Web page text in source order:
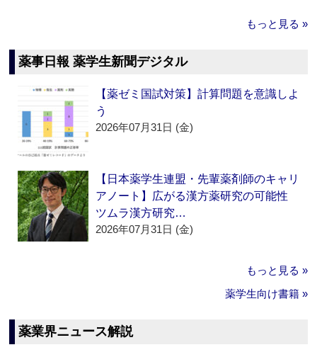
もっと見る »
薬事日報 薬学生新聞デジタル
【薬ゼミ国試対策】計算問題を意識しよ
う
2026年07月31日 (金)
【日本薬学生連盟・先輩薬剤師のキャリ
アノート】広がる漢方薬研究の可能性
ツムラ漢方研究…
2026年07月31日 (金)
もっと見る »
薬学生向け書籍 »
薬業界ニュース解説